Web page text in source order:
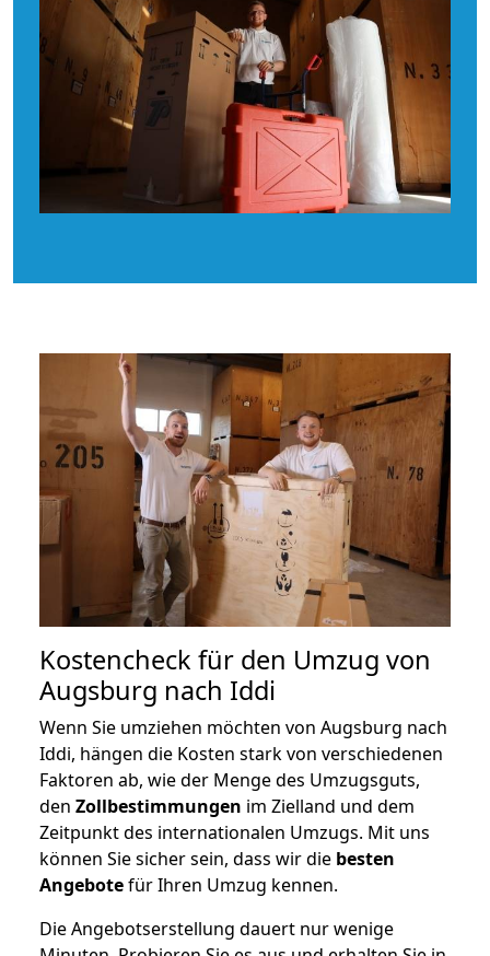
Kostencheck für den Umzug von
Augsburg nach Iddi
Wenn Sie umziehen möchten von Augsburg nach
Iddi, hängen die Kosten stark von verschiedenen
Faktoren ab, wie der Menge des Umzugsguts,
den Zollbestimmungen im Zielland und dem
Zeitpunkt des internationalen Umzugs. Mit uns
können Sie sicher sein, dass wir die besten
Angebotefür Ihren Umzug kennen.
Die Angebotserstellung dauert nur wenige